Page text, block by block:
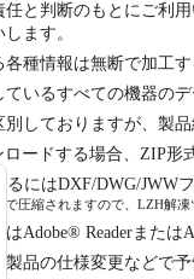
と判断のもとにご利
ます。
種情報は無断で加工す
いるすべての機器の
しておりますが、製
ードする場合、ZIP形
るにはDXF/DWG/JWW
圧縮されますので、LZH解凍
Adobe® Readerまたは
製品の仕様変更などで